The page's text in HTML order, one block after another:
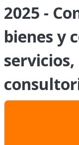
2025 -
bienes y